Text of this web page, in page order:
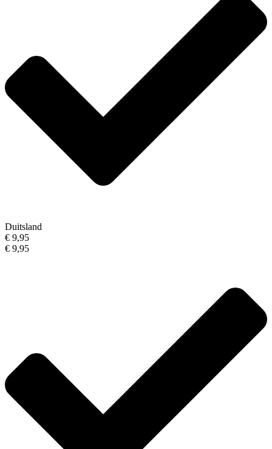
Duitsland
€ 9,95
€ 9,95